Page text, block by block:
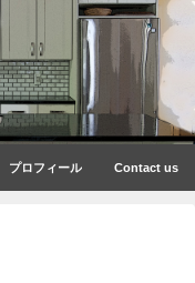
プロフィール Contact us